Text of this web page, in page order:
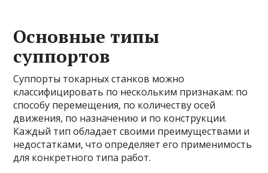
Основные типы
суппортов
Суппорты токарных станков можно
классифицировать по нескольким признакам: по
способу перемещения, по количеству осей
движения, по назначению и по конструкции.
Каждый тип обладает своими преимуществами и
недостатками, что определяет его применимость
для конкретного типа работ.